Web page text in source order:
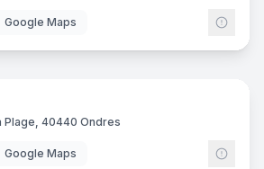
Google Maps
11
Plage, 40440 Ondres
Google Maps